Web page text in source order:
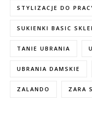
STYLIZACJE DO
SUKIENKI BASIC
TANIE UBRANIA
UBRANIA DAMSKIE
ZALANDO ZARA